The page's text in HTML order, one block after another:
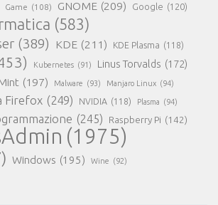
Game (108) GNOME (209) Google (120)
(583)
(389) KDE (211) KDE Plasma (118)
Kubernetes (91) Linus Torvalds (172)
(197) Malware (93) Manjaro Linux (94)
Firefox (249) NVIDIA (118) Plasma (94)
(245) Raspberry Pi (142)
(1975)
Windows (195) Wine (92)